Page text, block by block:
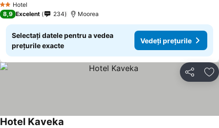
2 SteleHotel
8,9 Excelent 234 Moorea
Selectați datele pentru a vedea
prețurile exacte
Vedeți prețurile
Distribuiți
Hotel Kaveka